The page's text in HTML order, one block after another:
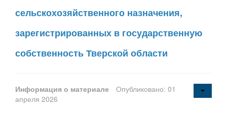
сельскохозяйственного назначения,
зарегистрированных в государственную
собственность Тверской области
Информация о материале
Опубликовано: 01
апреля 2026